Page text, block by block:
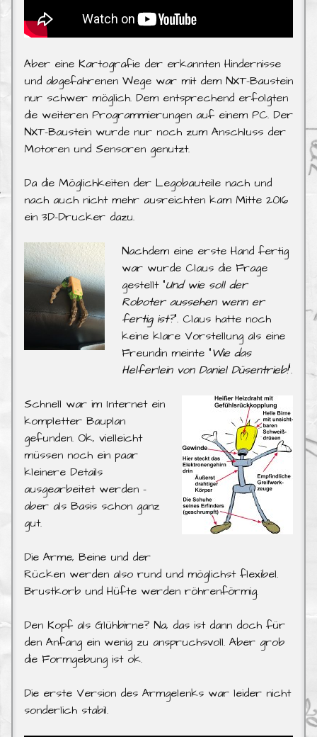
Aber eine Kartografie der erkannten Hindernisse
und abgefahrenen Wege war mit dem NXT-Baustein
nur schwer möglich. Dem entsprechend erfolgten
die weiteren Programmierungen auf einem PC. Der
NXT-Baustein wurde nur noch zum Anschluss der
Motoren und Sensoren genutzt.
Da die Möglichkeiten der Legobauteile nach und
nach auch nicht mehr ausreichten kam Mitte 2016
ein 3D-Drucker dazu.
Nachdem eine erste Hand fertig
war wurde Claus die Frage
gestellt “Und wie soll der
Roboter aussehen wenn er
fertig ist?“. Claus hatte noch
keine klare Vorstellung als eine
Freundin meinte “Wie das
Helferlein von Daniel Düsentrieb!“.
Schnell war im Internet ein
kompletter Bauplan
gefunden. Ok, vielleicht
müssen noch ein paar
kleinere Details
ausgearbeitet werden –
aber als Basis schon ganz
gut.
Die Arme, Beine und der
Rücken werden also rund und möglichst flexibel.
Brustkorb und Hüfte werden röhrenförmig.
Den Kopf als Glühbirne? Na, das ist dann doch für
den Anfang ein wenig zu anspruchsvoll. Aber grob
die Formgebung ist ok.
Die erste Version des Armgelenks war leider nicht
sonderlich stabil.